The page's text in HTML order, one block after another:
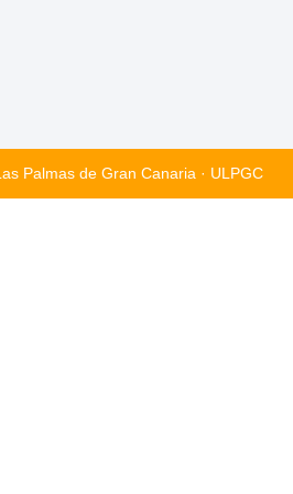
Palmas de Gran Canaria · ULPGC